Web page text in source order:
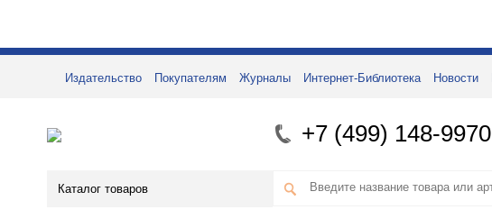
Издательство Покупателям Журналы Интернет-Библиотека Новости
+7 (499) 148-9970
Каталог товаров